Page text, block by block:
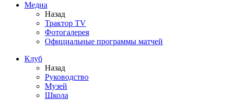
Медиа
Назад
Трактор TV
Фотогалерея
Официальные программы матчей
Клуб
Назад
Руководство
Музей
Школа